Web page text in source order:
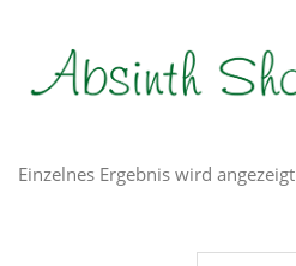
springen
Einzelnes Ergebnis wird angezeigt